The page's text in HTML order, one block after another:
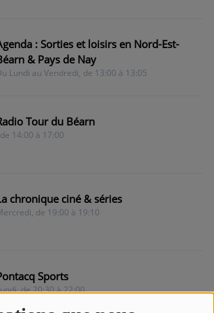
PRO
PONTACQ RADIO
ET À
: Sorties et loisirs en Nord-Est-
& Pays de Nay
Lundi au Vendredi, de 13:00 à 13:05
Tour du Béarn
14:00 à 17:00
chronique ciné & séries
de 19:00 à 19:10
Sports
de 20:30 à 22:00